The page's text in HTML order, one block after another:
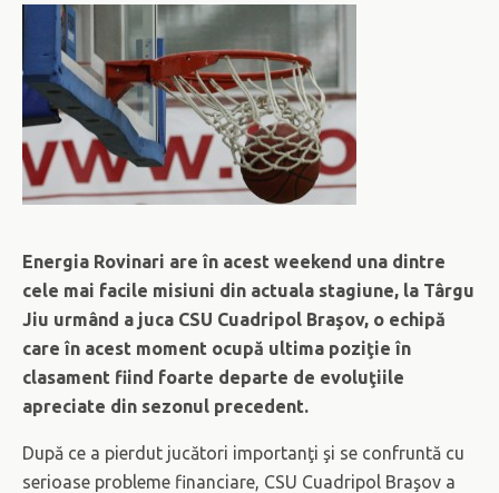
Energia Rovinari are în acest weekend una dintre
cele mai facile misiuni din actuala stagiune, la Târgu
Jiu urmând a juca CSU Cuadripol Braşov, o echipă
care în acest moment ocupă ultima poziţie în
clasament fiind foarte departe de evoluţiile
apreciate din sezonul precedent.
După ce a pierdut jucători importanţi şi se confruntă cu
serioase probleme financiare, CSU Cuadripol Braşov a